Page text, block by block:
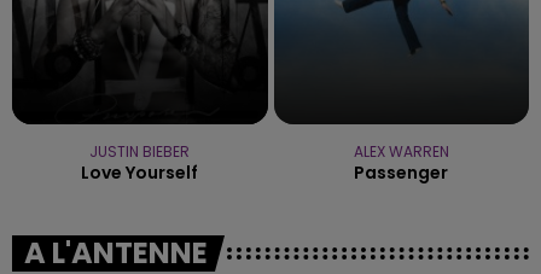
JUSTIN BIEBER
Love Yourself
ALEX WARREN
Passenger
A L'ANTENNE